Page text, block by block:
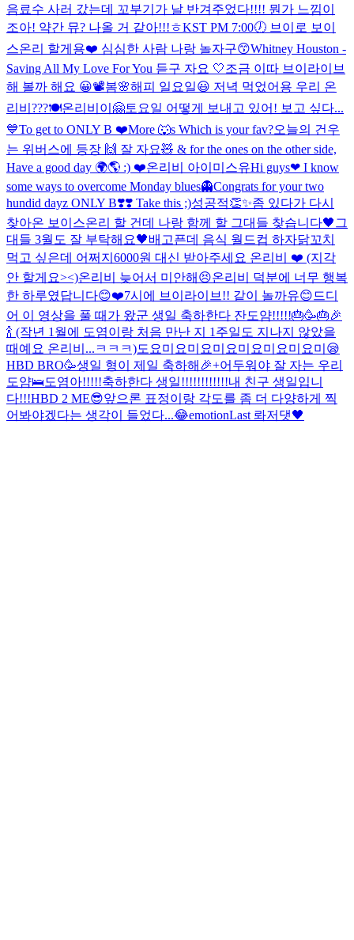
음료수 사러 갔는데 꼬부기가 날 반겨주었다!!!! 뭔가 느낌이
조아! 약간 뮤? 나올 거 같아!!!ㅎKST PM 7:00🕖 브이로 보이
스온리 할게용❤️ 심심한 사람 나랑 놀자구😙Whitney Houston -
Saving All My Love For You 듣구 자요 🤍조금 이따 브이라이브
해 볼까 해요 😀📽봄🌸해피 일요일😃 저녁 먹었어용 우리 온
리비???🍽온리비이🤗토요일 어떻게 보내고 있어! 보고 싶다...
💙To get to ONLY B ❤️More 🐺s Which is your fav?오늘의 건우
는 위버스에 등장 🙌 잘 자요🧸 & for the ones on the other side,
Have a good day 🌍🌎 :) ❤️온리비 아이미스유Hi guys❤ I know
some ways to overcome Monday blues👻Congrats for your two
hundid dayz ONLY B❣️❣️ Take this ;)성공적👏✨좀 있다가 다시
찾아온 보이스온리 할 건데 나랑 함께 할 그대들 찾습니다🖤 그
대들 3월도 잘 부탁해요🖤배고픈데 음식 월드컵 하자닭꼬치
먹고 싶은데 어쩌지 6000원 대신 받아주세요 온리비 ❤️ (지각
안 할게요><)온리비 늦어서 미안해😣온리비 덕분에 너무 행복
한 하루였답니다😊❤️7시에 브이라이브!! 같이 놀까유😊드디
어 이 영상을 풀 때가 왔군 생일 축하한다 잔도얌!!!!!🎂🥳🎂🎉
🍾 (작년 1월에 도염이랑 처음 만난 지 1주일도 지나지 않았을
때예요 온리비...ㅋㅋㅋ)도요미요미요미요미요미요미요미😪
HBD BRO🥳생일 형이 제일 축하해🎉+어두워야 잘 자는 우리
도얌🛌도염아!!!!!축하한다 생일!!!!!!!!!!!!내 친구 생일입니
다!!!HBD 2 ME😎앞으론 표정이랑 각도를 좀 더 다양하게 찍
어봐야겠다는 생각이 들었다...😂emotionLast 롸저댓🖤